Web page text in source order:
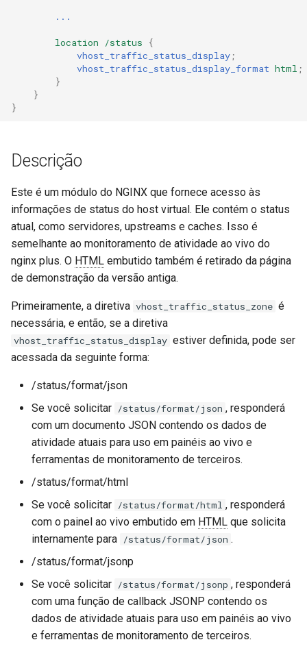
Para limitar o tráfego para o
Para limitar o tráfego para
Para limitar o tráfego para
upstream
Casos de uso
Para calcular o tráfego para
um país individual usando
GeoIP
Para calcular o tráfego para
um volume de
armazenamento individual
um agente de usuário
individual
Para calcular o tráfego para
códigos de status http
Para calcular o tráfego para
DNS dinâmico
exceto pela página de
status
Para manter os dados de
estatísticas
influx
injection
iputils
jit-uuid
jq
jump-consistent-hash
jwt-verification
jwt
kafka
libcjson
limit-rate
limit-traffic
locations
...
location /status
{
vhost_traffic_status_display ;
vhost_traffic_status_display_format html ;
}
}
}
Descrição
Este é um módulo do NGINX que fornece acesso às
informações de status do host virtual. Ele contém o status
atual, como servidores, upstreams e caches. Isso é
semelhante ao monitoramento de atividade ao vivo do
nginx plus. O HTML embutido também é retirado da página
de demonstração da versão antiga.
Primeiramente, a diretiva vhost_traffic_status_zone é
necessária, e então, se a diretiva
vhost_traffic_status_display estiver definida, pode ser
acessada da seguinte forma:
/status/format/json
Se você solicitar /status/format/json , responderá
com um documento JSON contendo os dados de
atividade atuais para uso em painéis ao vivo e
ferramentas de monitoramento de terceiros.
/status/format/html
Se você solicitar /status/format/html , responderá
com o painel ao vivo embutido em HTML que solicita
internamente para /status/format/json .
/status/format/jsonp
Se você solicitar /status/format/jsonp , responderá
com uma função de callback JSONP contendo os
dados de atividade atuais para uso em painéis ao vivo
e ferramentas de monitoramento de terceiros.